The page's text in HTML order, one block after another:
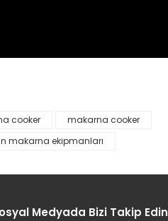
cooker
makarna cooker
makarna ekipmanları
Medyada Bizi Takip Edin